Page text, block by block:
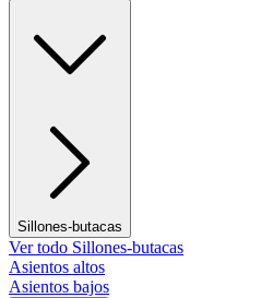
Sillones-butacas
Ver todo Sillones-butacas
Asientos altos
Asientos bajos